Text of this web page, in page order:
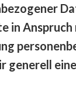
in
generell